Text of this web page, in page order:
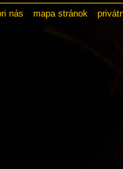
nás mapa stránok